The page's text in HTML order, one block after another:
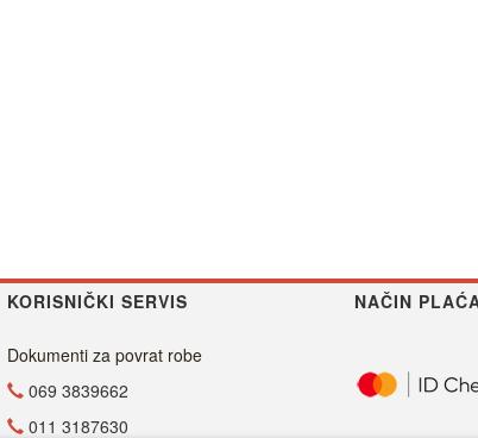
KORISNIČKI SERVIS NAČIN
Dokumenti za povrat robe
069 3839662
011 3187630